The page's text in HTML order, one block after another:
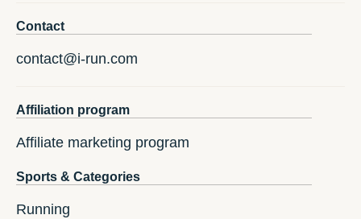
Contact
contact@i-run.com
Affiliation program
Affiliate marketing program
Sports & Categories
Running